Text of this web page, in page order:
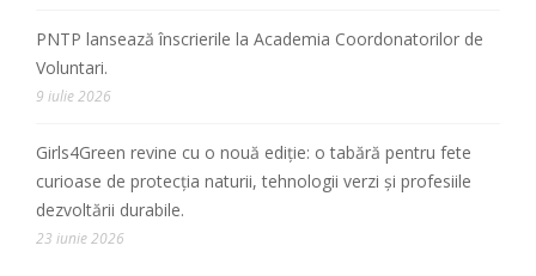
PNTP lansează înscrierile la Academia Coordonatorilor de
Voluntari.
9 iulie 2026
Girls4Green revine cu o nouă ediție: o tabără pentru fete
curioase de protecția naturii, tehnologii verzi și profesiile
dezvoltării durabile.
23 iunie 2026